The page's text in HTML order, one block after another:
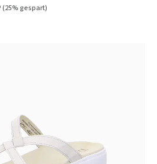
(25% gespart)